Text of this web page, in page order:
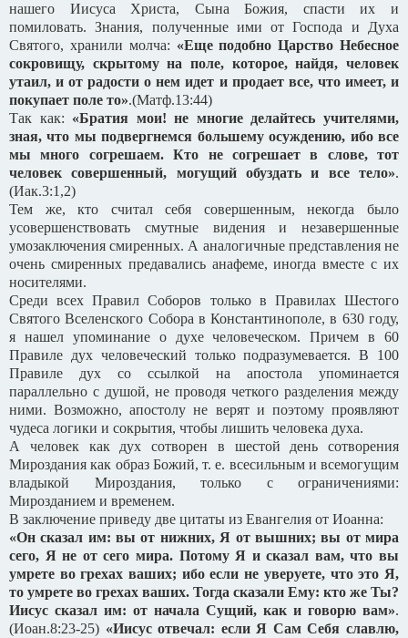
нашего Иисуса Христа, Сына Божия, спасти их и
помиловать. Знания, полученные ими от Господа и Духа
Святого, хранили молча: «Еще подобно Царство Небесное
сокровищу, скрытому на поле, которое, найдя, человек
утаил, и от радости о нем идет и продает все, что имеет, и
покупает поле то».(Матф.13:44)
Так как: «Братия мои! не многие делайтесь учителями,
зная, что мы подвергнемся большему осуждению, ибо все
мы много согрешаем. Кто не согрешает в слове, тот
человек совершенный, могущий обуздать и все тело».
(Иак.3:1,2)
Тем же, кто считал себя совершенным, некогда было
усовершенствовать смутные видения и незавершенные
умозаключения смиренных. А аналогичные представления не
очень смиренных предавались анафеме, иногда вместе с их
носителями.
Среди всех Правил Соборов только в Правилах Шестого
Святого Вселенского Собора в Константинополе, в 630 году,
я нашел упоминание о духе человеческом. Причем в 60
Правиле дух человеческий только подразумевается. В 100
Правиле дух со ссылкой на апостола упоминается
параллельно с душой, не проводя четкого разделения между
ними. Возможно, апостолу не верят и поэтому проявляют
чудеса логики и сокрытия, чтобы лишить человека духа.
А человек как дух сотворен в шестой день сотворения
Мироздания как образ Божий, т. е. всесильным и всемогущим
владыкой Мироздания, только с ограничениями:
Мирозданием и временем.
В заключение приведу две цитаты из Евангелия от Иоанна:
«Он сказал им: вы от нижних, Я от вышних; вы от мира
сего, Я не от сего мира. Потому Я и сказал вам, что вы
умрете во грехах ваших; ибо если не уверуете, что это Я,
то умрете во грехах ваших. Тогда сказали Ему: кто же Ты?
Иисус сказал им: от начала Сущий, как и говорю вам».
(Иоан.8:23-25) «Иисус отвечал: если Я Сам Себя славлю,